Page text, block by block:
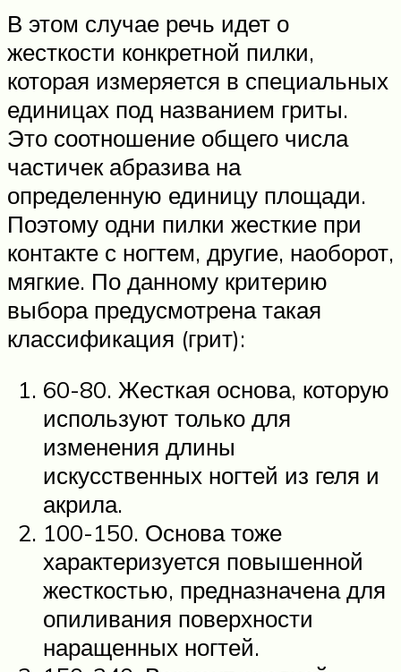
В этом случае речь идет о
жесткости конкретной пилки,
которая измеряется в специальных
единицах под названием гриты.
Это соотношение общего числа
частичек абразива на
определенную единицу площади.
Поэтому одни пилки жесткие при
контакте с ногтем, другие, наоборот,
мягкие. По данному критерию
выбора предусмотрена такая
классификация (грит):
60-80. Жесткая основа, которую
используют только для
изменения длины
искусственных ногтей из геля и
акрила.
100-150. Основа тоже
характеризуется повышенной
жесткостью, предназначена для
опиливания поверхности
наращенных ногтей.